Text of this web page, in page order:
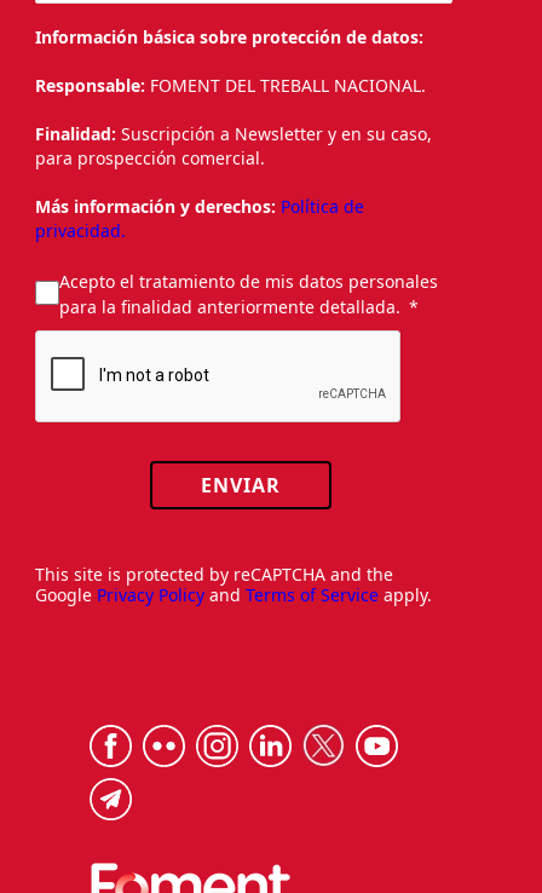
Información básica sobre protección de datos:
Responsable: FOMENT DEL TREBALL NACIONAL.
Finalidad: Suscripción a Newsletter y en su caso,
para prospección comercial.
Más información y derechos: Política de
privacidad.
Acepto el tratamiento de mis datos personales
para la finalidad anteriormente detallada.
ENVIAR
This site is protected by reCAPTCHA and the
Google Privacy Policy and Terms of Service apply.